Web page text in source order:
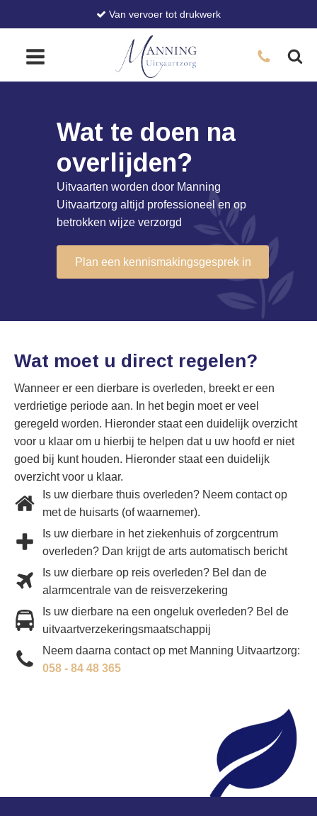
Van vervoer tot drukwerk
Wat te doen na
overlijden?
Uitvaarten worden door Manning
Uitvaartzorg altijd professioneel en op
betrokken wijze verzorgd
Plan een kennismakingsgesprek in
Wat moet u direct regelen?
Wanneer er een dierbare is overleden, breekt er een
verdrietige periode aan. In het begin moet er veel
geregeld worden. Hieronder staat een duidelijk overzicht
voor u klaar om u hierbij te helpen dat u uw hoofd er niet
goed bij kunt houden. Hieronder staat een duidelijk
overzicht voor u klaar.
Is uw dierbare thuis overleden? Neem contact op
met de huisarts (of waarnemer).
Is uw dierbare in het ziekenhuis of zorgcentrum
overleden? Dan krijgt de arts automatisch bericht
Is uw dierbare op reis overleden? Bel dan de
alarmcentrale van de reisverzekering
Is uw dierbare na een ongeluk overleden? Bel de
uitvaartverzekeringsmaatschappij
Neem daarna contact op met Manning Uitvaartzorg:
058 - 84 48 365